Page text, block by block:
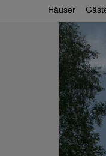
Häuser